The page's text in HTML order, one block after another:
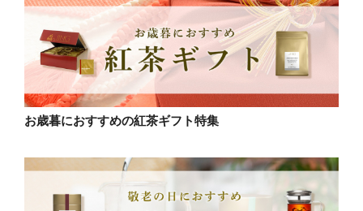
お歳暮におすすめの紅茶ギフト特集